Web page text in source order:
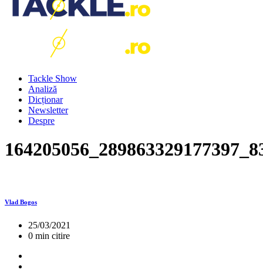
Tackle Show
Analiză
Dicționar
Newsletter
Despre
Vlad Bogos
25/03/2021
0 min citire